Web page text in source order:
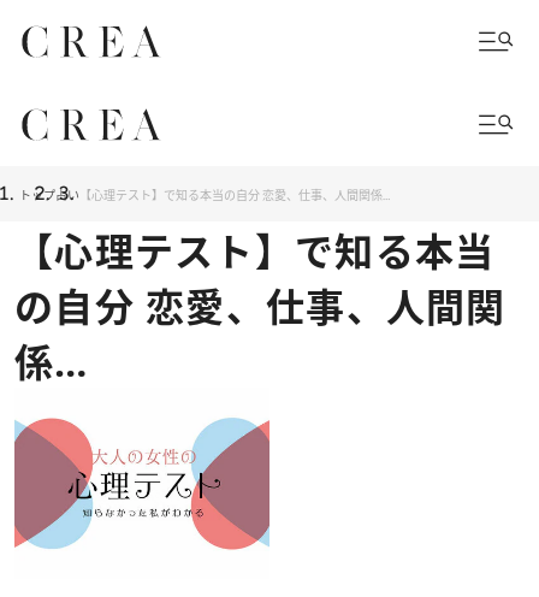
トップ占い 【心理テスト】で知る本当の自分 恋愛、仕事、人間関係…
【心理テスト】で知る本当
の自分 恋愛、仕事、人間関
係…